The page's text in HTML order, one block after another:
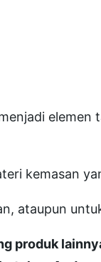
kemasan
ataupun
produk